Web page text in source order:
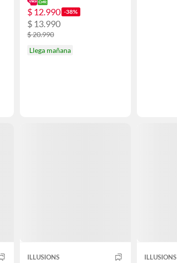
$ 12.990 -38%
$ 13.990
$ 20.990
Llega mañana
ILLUSIONS ILLUSIONS